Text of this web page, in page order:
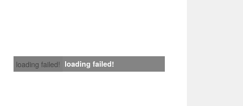
loading failed! loading failed!